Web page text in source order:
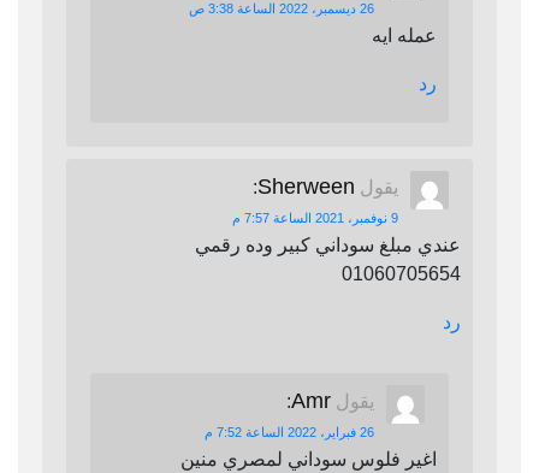
26 ديسمبر، 2022 الساعة 3:38 ص
عمله ايه
رد
يقول Sherween
:
9 نوفمبر، 2021 الساعة 7:57 م
عندي مبلغ سوداني كبير وده رقمي
01060705654
رد
يقول Amr
:
26 فبراير، 2022 الساعة 7:52 م
اغير فلوس سوداني لمصري منين